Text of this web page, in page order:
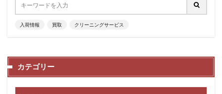
入荷情報 買取 クリーニングサービス
カテゴリー